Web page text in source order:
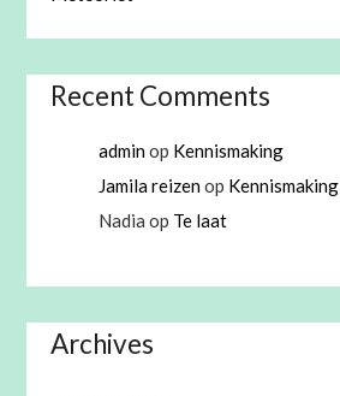
Recent Comments
adminop Kennismaking
Jamila reizenop Kennismaking
Nadia op Te laat
Archives